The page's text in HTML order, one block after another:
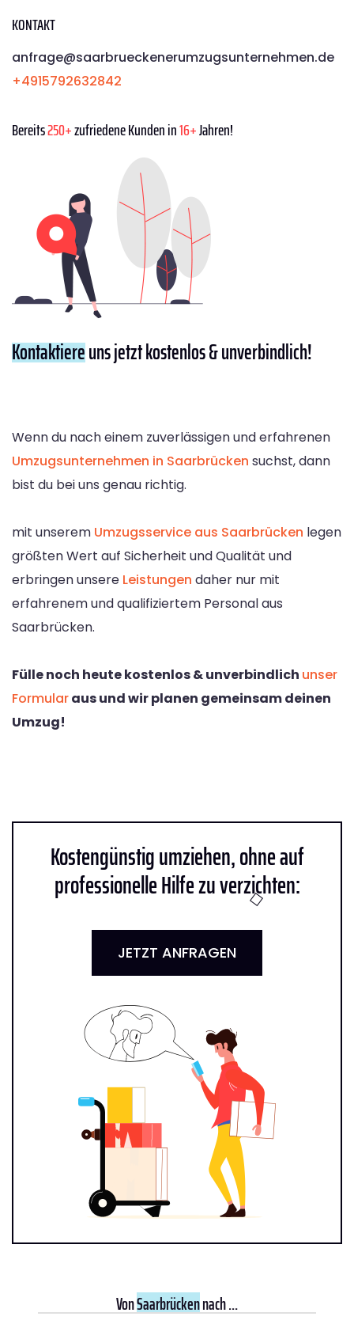
KONTAKT
anfrage@saarbrueckenerumzugsunternehmen.de
+4915792632842
Bereits250+zufriedene Kunden in16+Jahren!
Kontaktiereuns jetzt kostenlos & unverbindlich!
Wenn du nach einem zuverlässigen und erfahrenen
Umzugsunternehmen in Saarbrücken suchst, dann
bist du bei uns genau richtig.
mit unserem Umzugsservice aus Saarbrücken legen
größten Wert auf Sicherheit und Qualität und
erbringen unsere Leistungen daher nur mit
erfahrenem und qualifiziertem Personal aus
Saarbrücken.
Fülle noch heute kostenlos & unverbindlich unser
Formularaus und wir planen gemeinsam deinen
Umzug!
Kostengünstig umziehen, ohne auf
professionelle Hilfe zu verzichten:
JETZT ANFRAGEN
VonSaarbrückennach ...